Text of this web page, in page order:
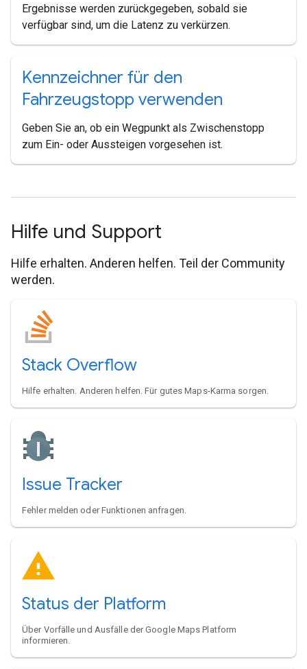
Ergebnisse werden zurückgegeben, sobald sie
verfügbar sind, um die Latenz zu verkürzen.
Kennzeichner für den
Fahrzeugstopp verwenden
Geben Sie an, ob ein Wegpunkt als Zwischenstopp
zum Ein- oder Aussteigen vorgesehen ist.
Hilfe und Support
Hilfe erhalten. Anderen helfen. Teil der Community
werden.
Stack Overflow
Hilfe erhalten. Anderen helfen. Für gutes Maps-Karma sorgen.
Issue Tracker
Fehler melden oder Funktionen anfragen.
Status der Platform
Über Vorfälle und Ausfälle der Google Maps Platform
informieren.